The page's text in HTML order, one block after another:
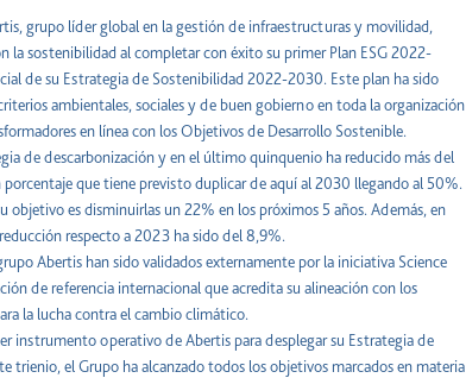
grupo líder global en la gestión de infraestructuras y movilidad,
la sostenibilidad al completar con éxito su primer Plan ESG 2022-
de su Estrategia de Sostenibilidad 2022-2030. Este plan ha sido
ambientales, sociales y de buen gobierno en toda la organización
en línea con los Objetivos de Desarrollo Sostenible.
de descarbonización y en el último quinquenio ha reducido más del
porcentaje que tiene previsto duplicar de aquí al 2030 llegando al 50%.
objetivo es disminuirlas un 22% en los próximos 5 años. Además, en
respecto a 2023 ha sido del 8,9%.
Abertis han sido validados externamente por la iniciativa Science
de referencia internacional que acredita su alineación con los
la lucha contra el cambio climático.
instrumento operativo de Abertis para desplegar su Estrategia de
trienio, el Grupo ha alcanzado todos los objetivos marcados en materia